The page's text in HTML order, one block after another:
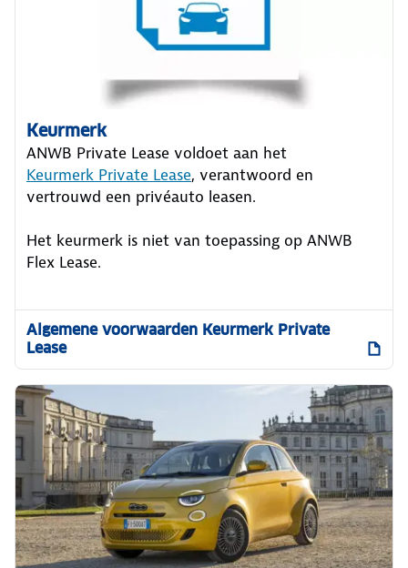
Keurmerk
ANWB Private Lease voldoet aan het
Keurmerk Private Lease, verantwoord en
vertrouwd een privéauto leasen.
Het keurmerk is niet van toepassing op ANWB
Flex Lease.
Algemene voorwaarden Keurmerk Private
Lease